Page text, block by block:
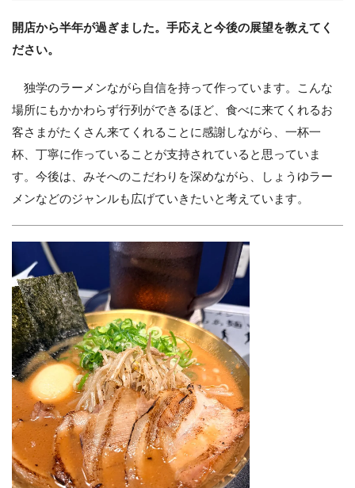
開店から半年が過ぎました。手応えと今後の展望を教えてく
ださい。
独学のラーメンながら自信を持って作っています。こんな
場所にもかかわらず行列ができるほど、食べに来てくれるお
客さまがたくさん来てくれることに感謝しながら、一杯一
杯、丁寧に作っていることが支持されていると思っていま
す。今後は、みそへのこだわりを深めながら、しょうゆラー
メンなどのジャンルも広げていきたいと考えています。